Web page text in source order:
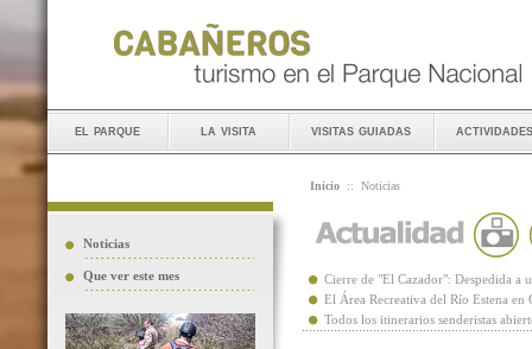
el parque la visita visitas guiadas actividades
Noticias
Que ver este mes
Inicio :: Noticias
Cierre de "El Cazador": Despedida a
El Área Recreativa del Río Estena
Todos los itinerarios senderistas